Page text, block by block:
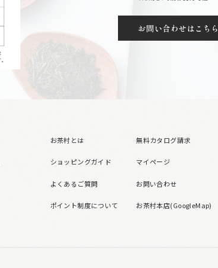
お問い合わせはこちら
お茶村とは
ショッピングガイド
よくあるご質問
ポイント制度について
無料カタログ請求
マイページ
お問い合わせ
お茶村本店(GoogleMap)